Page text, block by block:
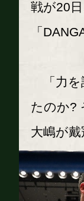
戦が20
「
「力を
たのか?
大嶋が戴